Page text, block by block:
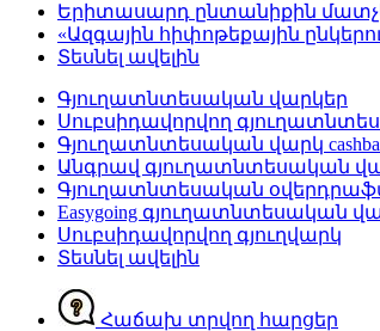
Երիտասարդ ընտանիքին
«Ազգային հիփոթեքային
Տեսնել ավելին
Գյուղատնտեսական վարկեր
Սուբսիդավորվող
Գյուղատնտեսական վարկ
Անգրավ գյուղատնտեսական
Գյուղատնտեսական
Easygoing գյուղատնտեսական
Սուբսիդավորվող գյուղվարկ
Տեսնել ավելին
Հաճախ տրվող հարցեր